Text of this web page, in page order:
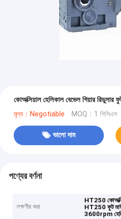
কোঅক্সিয়াল হেলিকাল বেভেল গিয়ার
মূল্য：Negotiable MOQ：1 পিসিএস
ভালো দাম
পণ্যের বর্ণনা
লক্ষণীয় করা
HT250
HT250 ফুট
3600rpm